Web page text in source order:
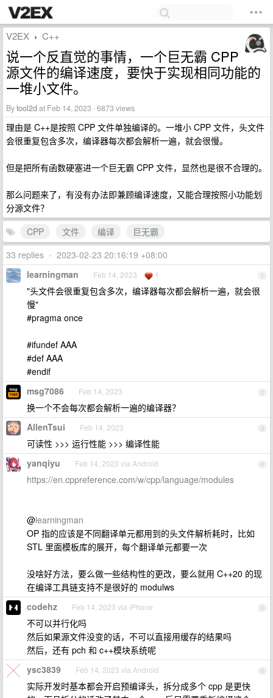
V2EX › C++
说一个反直觉的事情，一个巨无霸 CPP
源文件的编译速度，要快于实现相同功能的
一堆小文件。
Bytool2d at Feb 14, 2023 · 6873 views
理由是 C++是按照 CPP 文件单独编译的。一堆小 CPP 文件，头文件
会很重复包含多次，编译器每次都会解析一遍，就会很慢。
但是把所有函数硬塞进一个巨无霸 CPP 文件，显然也是很不合理的。
那么问题来了，有没有办法即兼顾编译速度，又能合理按照小功能划
分源文件？
CPP
文件 编译
巨无霸
33 replies • 2023-02-23 20:16:19 +08:00
1
learningman Feb 14, 2023 1
"头文件会很重复包含多次，编译器每次都会解析一遍，就会很
慢"
#pragma once
#ifundef AAA
#def AAA
#endif
2
msg7086 Feb 14, 2023
换一个不会每次都会解析一遍的编译器？
3
AllenTsui Feb 14, 2023
可读性 >>> 运行性能 >>> 编译性能
4
yanqiyu Feb 14, 2023 via Android
https://en.cppreference.com/w/cpp/language/modules
@learningman
OP 指的应该是不同翻译单元都用到的头文件解析耗时，比如
STL 里面模板库的展开，每个翻译单元都要一次
没啥好方法，要么做一些结构性的更改，要么就用 C++20 的现
在编译工具链支持不是很好的 modulws
5
codehz Feb 14, 2023 via iPhone
不可以并行化吗
然后如果源文件没变的话，不可以直接用缓存的结果吗
然后，还有 pch 和 c++模块系统呢
6
ysc3839 Feb 14, 2023 via Android
实际开发时基本都会开启预编译头，拆分成多个 cpp 是更快